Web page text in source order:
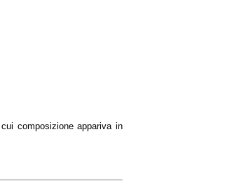
composizione appariva in